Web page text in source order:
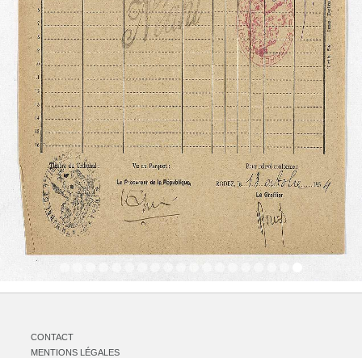
CONTACT
MENTIONS LÉGALES